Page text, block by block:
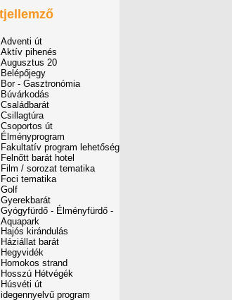
Adventi út
Aktív pihenés
Augusztus 20
Belépőjegy
Bor - Gasztronómia
Búvárkodás
Családbarát
Csillagtúra
Csoportos út
Élményprogram
Fakultatív program lehetőség
Felnőtt barát hotel
Film / sorozat tematika
Foci tematika
Golf
Gyerekbarát
Gyógyfürdő - Élményfürdő -
Aquapark
Hajós kirándulás
Háziállat barát
Hegyvidék
Homokos strand
Hosszú Hétvégék
Húsvéti út
idegennyelvű program